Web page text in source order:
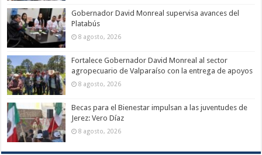
Gobernador David Monreal supervisa avances del
Platabús
8 agosto, 2026
Fortalece Gobernador David Monreal al sector
agropecuario de Valparaíso con la entrega de apoyos
8 agosto, 2026
Becas para el Bienestar impulsan a las juventudes de
Jerez: Vero Díaz
8 agosto, 2026